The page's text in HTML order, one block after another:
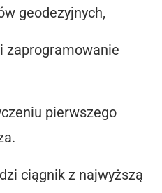
geodezyjnych,
zaprogramowanie
pierwszego
ciągnik z najwyższą